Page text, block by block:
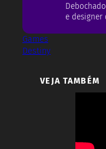
e designer
Games
Destiny
VEJA TAMBÉM